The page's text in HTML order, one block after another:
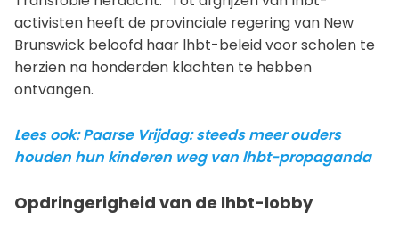
activisten heeft de provinciale regering van New
Brunswick beloofd haar lhbt-beleid voor scholen te
herzien na honderden klachten te hebben
ontvangen.
Lees ook: Paarse Vrijdag: steeds meer ouders
houden hun kinderen weg van lhbt-propaganda
Opdringerigheid van de lhbt-lobby